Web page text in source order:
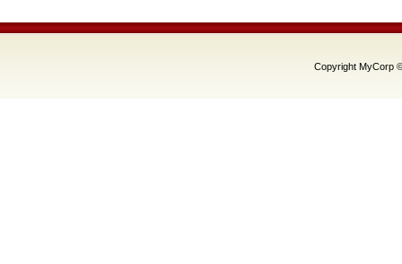
Copyright MyCorp